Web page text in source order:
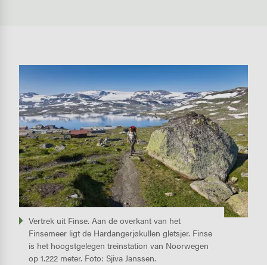
Image
Vertrek uit Finse. Aan de overkant van het
Finsemeer ligt de Hardangerjøkullen gletsjer. Finse
is het hoogstgelegen treinstation van Noorwegen
op 1.222 meter. Foto: Sjiva Janssen.